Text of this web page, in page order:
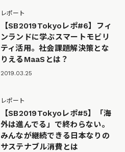
レポート
【SB2019Tokyoレポ#6】フィ
ンランドに学ぶスマートモビリ
ティ活用。社会課題解決策とな
りえるMaaSとは？
2019.03.25
レポート
【SB2019Tokyoレポ#5】「海
外は進んでる」で終わらない。
みんなが継続できる日本なりの
サステナブル消費とは